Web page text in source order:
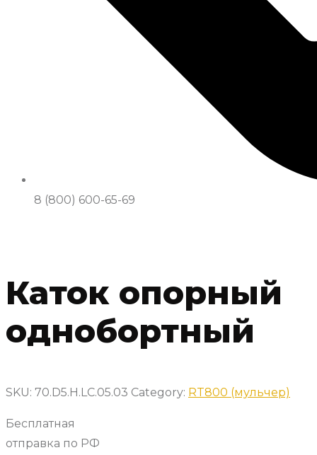
8 (800) 600-65-69
Каток опорный
однобортный
SKU: 70.D5.H.LC.05.03 Category: RT800 (мульчер)
Бесплатная
отправка по РФ